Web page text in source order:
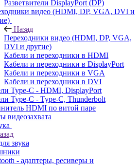
Разветвители DisplayPort (DP)
видео (HDMI, DP, VGA, DVI и
Назад
Переходники видео (HDMI, DP, VGA,
DVI и другие)
Кабели и переходники в HDMI
Кабели и переходники в DisplayPort
Кабели и переходники в VGA
Кабели и переходники в DVI
Type-C - HDMI, DisplayPort
Type-C - Type-C, Thunderbolt
HDMI по витой паре
видеозахвата
звука
- адаптеры, ресиверы и